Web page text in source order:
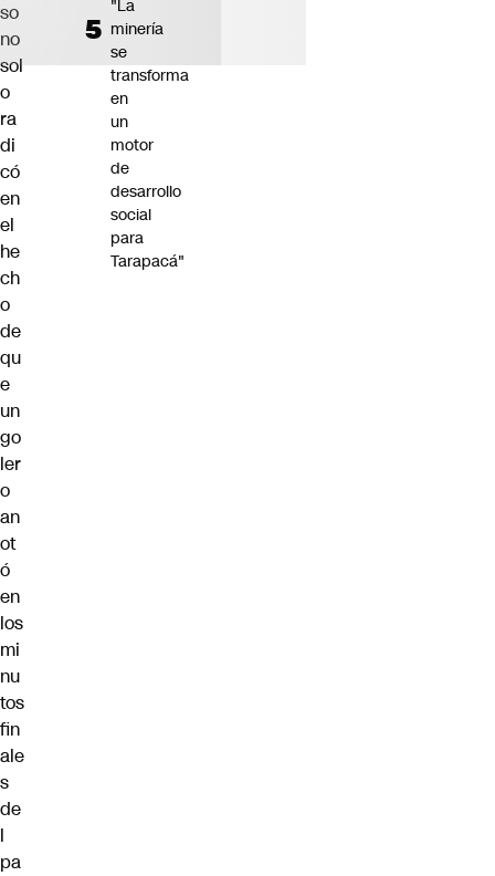
so
no
sol
o
ra
di
có
en
el
he
ch
o
de
qu
e
un
go
ler
o
an
ot
ó
en
los
mi
nu
tos
fin
ale
s
de
l
pa
"La
minería
se
transforma
en
un
motor
de
desarrollo
social
para
Tarapacá"